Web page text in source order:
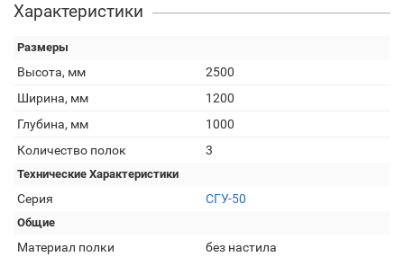
Характеристики
Размеры
Высота, мм
2500
Ширина, мм
1200
Глубина, мм
1000
Количество полок
3
Технические Характеристики
Серия СГУ-50
Общие
Материал полки
без настила